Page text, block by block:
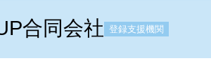
合同会社 登録支援機関